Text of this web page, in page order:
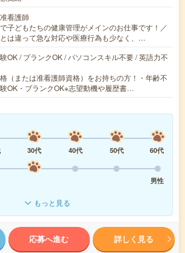
看護師
子どもたちの健康管理がメインのお仕事です！／
は違って急な対応や医療行為も少なく、…
OK / ブランクOK / パソコンスキル不要 / 英語力不
（または准看護師資格）をお持ちの方！・年齢不
OK・ブランクOK※志望動機や履歴書…
30代 40代 50代
60代
男性
もっと見る
応募へ進む 詳しく見る